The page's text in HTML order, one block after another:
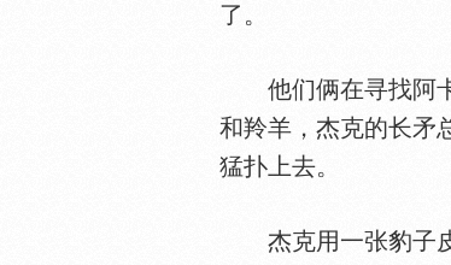
了。
他们俩在寻找阿卡
和羚羊，杰克的长矛
猛扑上去。
杰克用一张豹子皮